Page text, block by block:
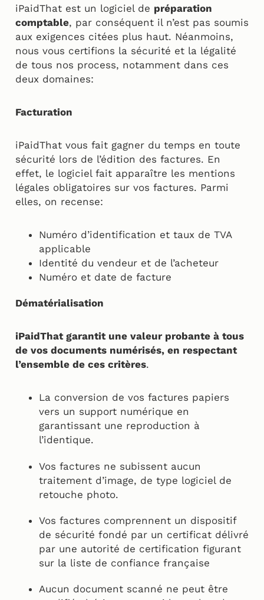
iPaidThat est un logiciel de préparation
comptable, par conséquent il n’est pas soumis
aux exigences citées plus haut. Néanmoins,
nous vous certifions la sécurité et la légalité
de tous nos process, notamment dans ces
deux domaines:
Facturation
iPaidThat vous fait gagner du temps en toute
sécurité lors de l’édition des factures. En
effet, le logiciel fait apparaître les mentions
légales obligatoires sur vos factures. Parmi
elles, on recense:
Numéro d’identification et taux de TVA
applicable
Identité du vendeur et de l’acheteur
Numéro et date de facture
Dématérialisation
iPaidThat garantit une valeur probante à tous
de vos documents numérisés, en respectant
l’ensemble de ces critères.
La conversion de vos factures papiers
vers un support numérique en
garantissant une reproduction à
l’identique.
Vos factures ne subissent aucun
traitement d’image, de type logiciel de
retouche photo.
Vos factures comprennent un dispositif
de sécurité fondé par un certificat délivré
par une autorité de certification figurant
sur la liste de confiance française
Aucun document scanné ne peut être